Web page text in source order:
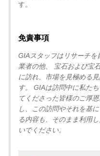
す。
免責事項
GIAスタッフはリサーチ
業者の他、 宝石および宝
に訪れ、市場を見極める
す。 GIAは訪問中に私た
てくださった皆様のご厚
し、この訪問やそれを基
る内容も、そのまま利用
いでください。